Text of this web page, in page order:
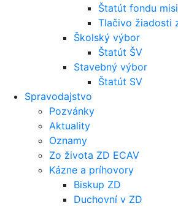
Štatút fondu
Tlačivo žiadosti
Školský výbor
Štatút ŠV
Stavebný výbor
Štatút SV
Spravodajstvo
Pozvánky
Aktuality
Oznamy
Zo života ZD ECAV
Kázne a príhovory
Biskup ZD
Duchovní v ZD